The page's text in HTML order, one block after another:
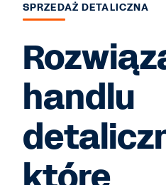
SPRZEDAŻ DETALICZNA
handlu